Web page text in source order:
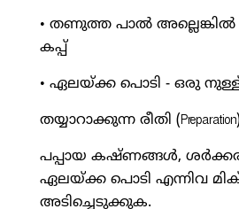
• തണുത്ത പാൽ അല്ലെങ്കിൽ
കപ്പ്
• ഏലയ്ക്ക പൊടി - ഒരു നുള്ള്
തയ്യാറാക്കുന്ന രീതി
പപ്പായ കഷ്ണങ്ങൾ, ശർക്കര
ഏലയ്ക്ക പൊടി എന്നിവ
അടിച്ചെടുക്കുക.